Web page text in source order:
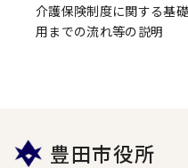
介護保険制度に関する基
用までの流れ等の説明
豊田市役所